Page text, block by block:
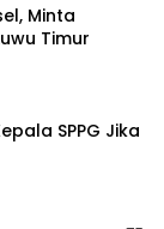
Minta
Timur
SPPG Jika